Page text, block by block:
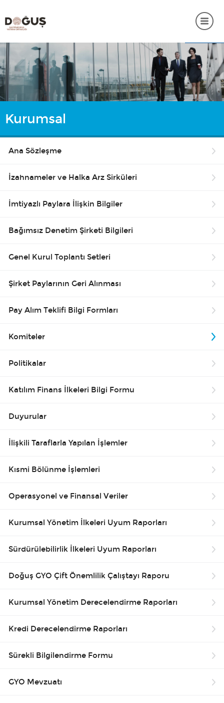
ANASAYFA
KURUMSAL
PORTFÖY BİLGİLERİ
YATIRIMCI İLİŞKİLERİ
İLETİŞİM
Kurumsal
Ana Sözleşme
İzahnameler ve Halka Arz Sirküleri
İmtiyazlı Paylara İlişkin Bilgiler
Bağımsız Denetim Şirketi Bilgileri
Genel Kurul Toplantı Setleri
Şirket Paylarının Geri Alınması
Pay Alım Teklifi Bilgi Formları
Komiteler
Politikalar
Katılım Finans İlkeleri Bilgi Formu
Duyurular
İlişkili Taraflarla Yapılan İşlemler
Kısmi Bölünme İşlemleri
Operasyonel ve Finansal Veriler
Kurumsal Yönetim İlkeleri Uyum Raporları
Sürdürülebilirlik İlkeleri Uyum Raporları
Doğuş GYO Çift Önemlilik Çalıştayı Raporu
Kurumsal Yönetim Derecelendirme Raporları
Kredi Derecelendirme Raporları
Sürekli Bilgilendirme Formu
GYO Mevzuatı